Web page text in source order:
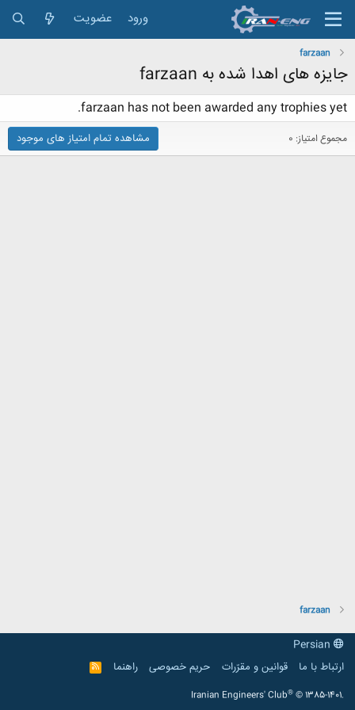
ورود عضویت
farzaan
جایزه های اهدا شده به farzaan
farzaan has not been awarded any trophies yet.
مجموع امتیاز: 0 مشاهده تمام امتیاز های موجود
farzaan
ارتباط با ما
قوانین و مقرّرات حریم خصوصی راهنما
R
S
Iranian Engineers' Club® © 1385-1401.